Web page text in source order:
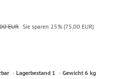
EUR Sie sparen 25% (75,00 EUR)
Lagerbestand 1 Gewicht 6 kg